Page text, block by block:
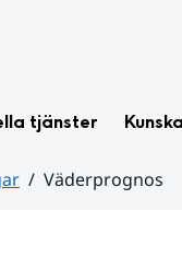
tjänster
Väderprognos